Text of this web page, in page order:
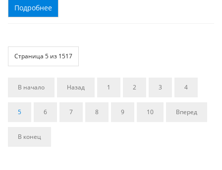
Подробнее
Страница 5 из 1517
В начало Назад 1 2 3 4
5 6 7 8 9 10 Вперед
В конец